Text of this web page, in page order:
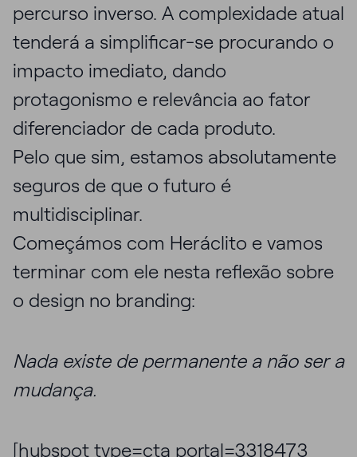
percurso inverso. A complexidade atual
tenderá a simplificar-se procurando o
impacto imediato, dando
protagonismo e relevância ao fator
diferenciador de cada produto.
Pelo que sim, estamos absolutamente
seguros de que o futuro é
multidisciplinar.
Começámos com Heráclito e vamos
terminar com ele nesta reflexão sobre
o design no branding:
Nada existe de permanente a não ser a
mudança.
[hubspot type=cta portal=3318473